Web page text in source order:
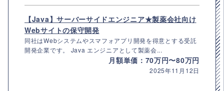
【Java】サーバーサイドエンジニア★製薬会社向け
Webサイトの保守開発
同社はWebシステムやスマフォアプリ開発を得意とする受託
開発企業です。 Java エンジニアとして製薬会...
月額単価：70万円〜80万円
2025年11月12日